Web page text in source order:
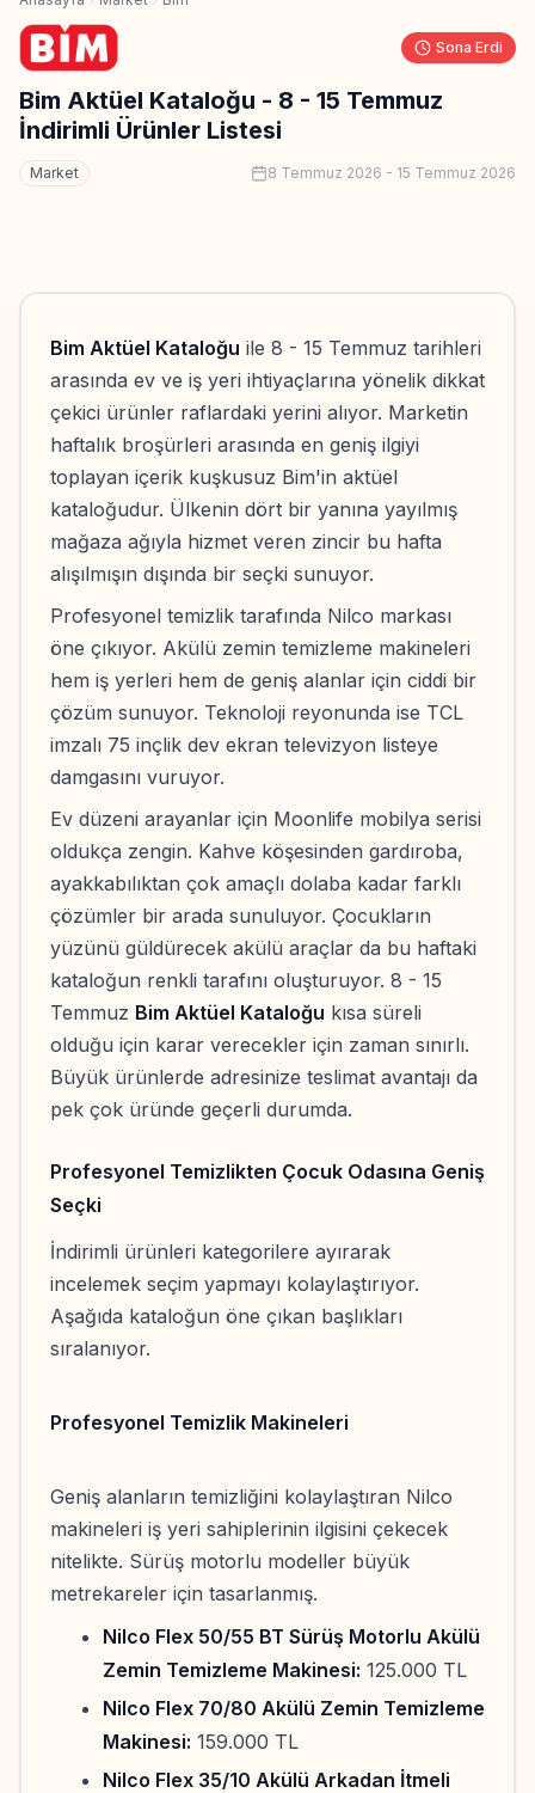
Sona Erdi
Bim Aktüel Kataloğu - 8 - 15 Temmuz
İndirimli Ürünler Listesi
Market 8 Temmuz 2026 - 15 Temmuz 2026
Bim Aktüel Kataloğu ile 8 - 15 Temmuz tarihleri
arasında ev ve iş yeri ihtiyaçlarına yönelik dikkat
çekici ürünler raflardaki yerini alıyor. Marketin
haftalık broşürleri arasında en geniş ilgiyi
toplayan içerik kuşkusuz Bim'in aktüel
kataloğudur. Ülkenin dört bir yanına yayılmış
mağaza ağıyla hizmet veren zincir bu hafta
alışılmışın dışında bir seçki sunuyor.
Profesyonel temizlik tarafında Nilco markası
öne çıkıyor. Akülü zemin temizleme makineleri
hem iş yerleri hem de geniş alanlar için ciddi bir
çözüm sunuyor. Teknoloji reyonunda ise TCL
imzalı 75 inçlik dev ekran televizyon listeye
damgasını vuruyor.
Ev düzeni arayanlar için Moonlife mobilya serisi
oldukça zengin. Kahve köşesinden gardıroba,
ayakkabılıktan çok amaçlı dolaba kadar farklı
çözümler bir arada sunuluyor. Çocukların
yüzünü güldürecek akülü araçlar da bu haftaki
kataloğun renkli tarafını oluşturuyor. 8 - 15
Temmuz Bim Aktüel Kataloğu kısa süreli
olduğu için karar verecekler için zaman sınırlı.
Büyük ürünlerde adresinize teslimat avantajı da
pek çok üründe geçerli durumda.
Profesyonel Temizlikten Çocuk Odasına Geniş
Seçki
İndirimli ürünleri kategorilere ayırarak
incelemek seçim yapmayı kolaylaştırıyor.
Aşağıda kataloğun öne çıkan başlıkları
sıralanıyor.
Profesyonel Temizlik Makineleri
Geniş alanların temizliğini kolaylaştıran Nilco
makineleri iş yeri sahiplerinin ilgisini çekecek
nitelikte. Sürüş motorlu modeller büyük
metrekareler için tasarlanmış.
Nilco Flex 50/55 BT Sürüş Motorlu Akülü
Zemin Temizleme Makinesi: 125.000 TL
Nilco Flex 70/80 Akülü Zemin Temizleme
Makinesi: 159.000 TL
Nilco Flex 35/10 Akülü Arkadan İtmeli